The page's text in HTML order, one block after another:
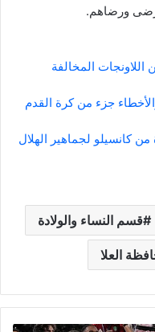
ورضاهم.
المخالفة
جزء من كرة القدم
من كانسيلو لجماهير الهلال
قسم النساء والولادة
العلا